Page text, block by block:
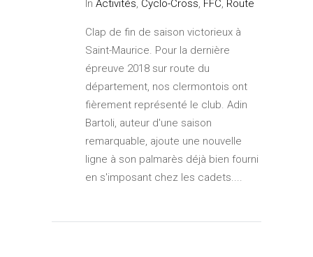
In Activités, Cyclo-Cross, FFC, Route
Clap de fin de saison victorieux à
Saint-Maurice. Pour la dernière
épreuve 2018 sur route du
département, nos clermontois ont
fièrement représenté le club. Adin
Bartoli, auteur d'une saison
remarquable, ajoute une nouvelle
ligne à son palmarès déjà bien fourni
en s'imposant chez les cadets....